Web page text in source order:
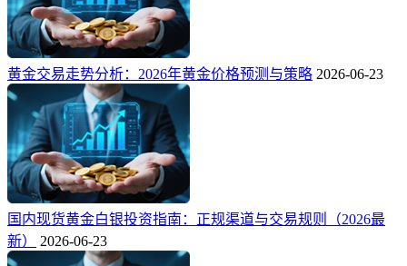
黄金交易走势分析：2026年黄金价格预测与策略 2026-06-23
国内现货黄金白银投资指南：正规渠道与交易规则（2026最
新）
2026-06-23